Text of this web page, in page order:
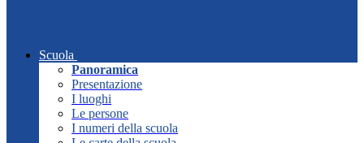
Scuola
Panoramica
Presentazione
I luoghi
Le persone
I numeri della scuola